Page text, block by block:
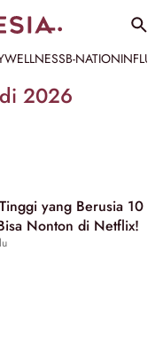
WELLNESSB-NATION
2026
yang Berusia 10
Nonton di Netflix!